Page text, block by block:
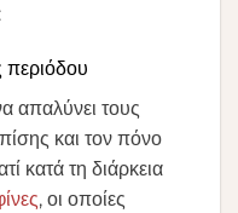
απαλύνει τους
και τον πόνο
κατά τη διάρκεια
, οι οποίες